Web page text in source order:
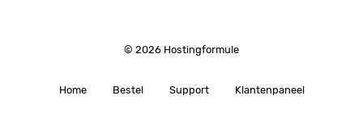
© 2026 Hostingformule
Home Bestel Support Klantenpaneel